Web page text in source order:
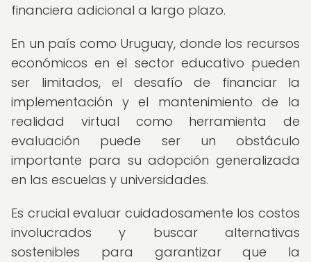
financiera adicional a largo plazo.
En un país como Uruguay, donde los recursos
económicos en el sector educativo pueden
ser limitados, el desafío de financiar la
implementación y el mantenimiento de la
realidad virtual como herramienta de
evaluación puede ser un obstáculo
importante para su adopción generalizada
en las escuelas y universidades.
Es crucial evaluar cuidadosamente los costos
involucrados y buscar alternativas
sostenibles para garantizar que la